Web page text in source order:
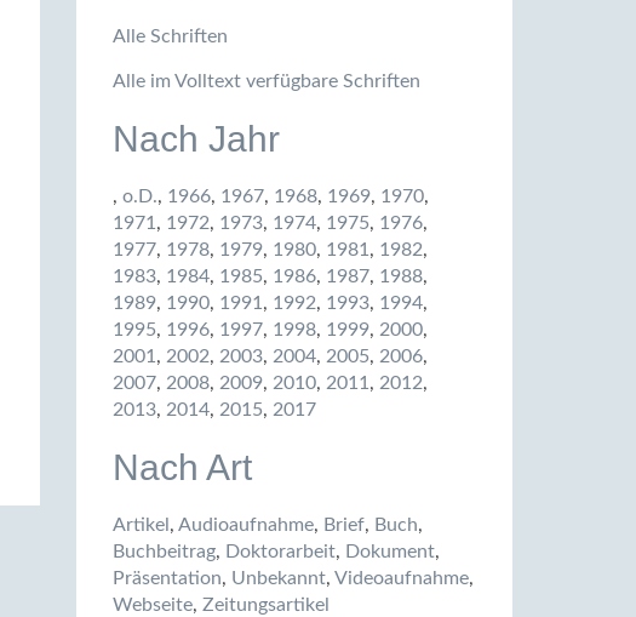
Alle Schriften
Alle im Volltext verfügbare Schriften
Nach Jahr
, o.D., 1966, 1967, 1968, 1969, 1970,
1971 , 1972, 1973, 1974, 1975, 1976,
1977, 1978, 1979, 1980, 1981 , 1982,
1983, 1984, 1985, 1986, 1987, 1988,
1989, 1990, 1991 , 1992, 1993, 1994,
1995, 1996, 1997, 1998, 1999, 2000,
2001 , 2002, 2003, 2004, 2005, 2006,
2007, 2008, 2009, 2010, 2011 , 2012,
2013, 2014, 2015, 2017
Nach Art
Artikel , Audioaufnahme, Brief, Buch,
Buchbeitrag, Doktorarbeit, Dokument,
Präsentation, Unbekannt, Videoaufnahme,
Webseite, Zeitungsartikel